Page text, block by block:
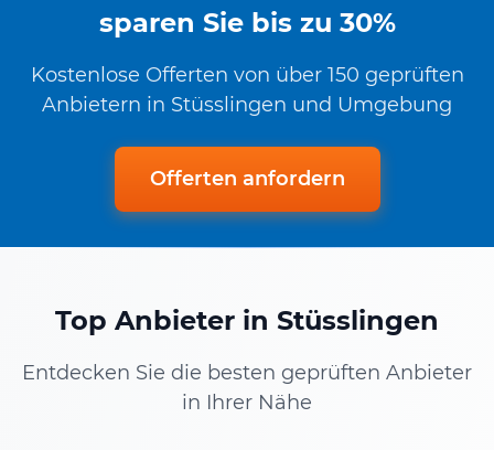
sparen Sie bis zu 30%
Kostenlose Offerten von über 150 geprüften
Anbietern in Stüsslingen und Umgebung
Offerten anfordern
Top Anbieter in Stüsslingen
Entdecken Sie die besten geprüften Anbieter
in Ihrer Nähe